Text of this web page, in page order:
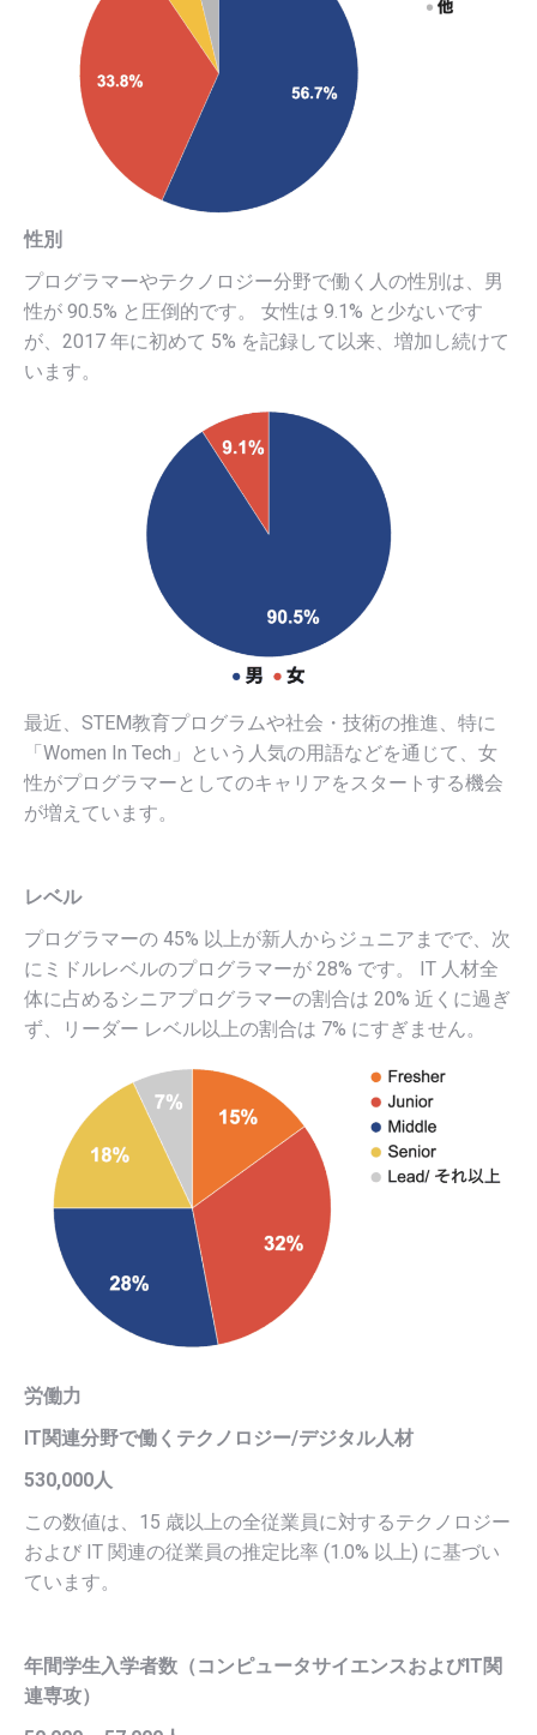
性別
プログラマーやテクノロジー分野で働く人の性別は、男
性が 90.5% と圧倒的です。 女性は 9.1% と少ないです
が、2017 年に初めて 5% を記録して以来、増加し続けて
います。
最近、STEM教育プログラムや社会・技術の推進、特に
「Women In Tech」という人気の用語などを通じて、女
性がプログラマーとしてのキャリアをスタートする機会
が増えています。
レベル
プログラマーの 45% 以上が新人からジュニアまでで、次
にミドルレベルのプログラマーが 28% です。 IT 人材全
体に占めるシニアプログラマーの割合は 20% 近くに過ぎ
ず、リーダー レベル以上の割合は 7% にすぎません。
労働力
IT関連分野で働くテクノロジー/デジタル人材
530,000人
この数値は、15 歳以上の全従業員に対するテクノロジー
および IT 関連の従業員の推定比率 (1.0% 以上) に基づい
ています。
年間学生入学者数（コンピュータサイエンスおよびIT関
連専攻）